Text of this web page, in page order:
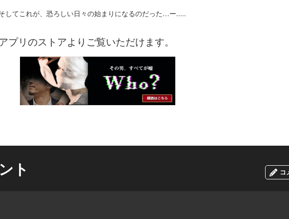
してこれが、恐ろしい日々の始まりになるのだった…ー.....
プリのストアよりご覧いただけます。
ト コ